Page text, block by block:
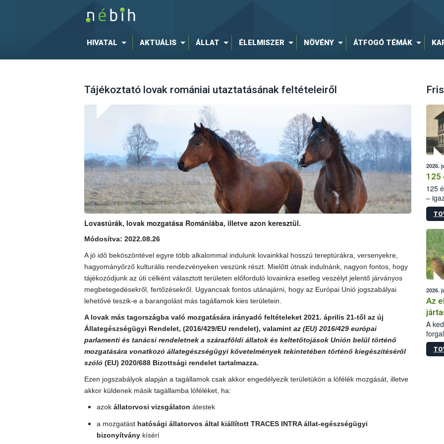
HIVATAL AKTUÁLIS ÁLLAT ÉLELMISZER NÖVÉNY ÁTFOGÓ TÉMÁK
Tájékoztató lovak romániai utaztatásának feltételeiről
Lovastúrák, lovak mozgatása Romániába, illetve azon keresztül.
Módosítva: 2022.08.26
A jó idő beköszöntével egyre több alkalommal indulunk lovainkkal hosszú tereptúrákra, versenyekre,
hagyományőrző kulturális rendezvényeken veszünk részt. Mielőtt útnak indulnánk, nagyon fontos, hogy
tájékozódjunk az úti célként választott területen előforduló lovainkra esetleg veszélyt jelentő járványos
megbetegedésekről, fertőzésekről. Ugyancsak fontos utánajárni, hogy az Európai Unió jogszabályai
lehetővé teszik-e a barangolást más tagállamok kies területein.
A lovak más tagországba való mozgatására irányadó feltételeket 2021. április 21-től az új
Állategészségügyi Rendelet, (2016/429/EU rendelet), valamint az (EU) 2016/429 európai
parlamenti és tanácsi rendeletnek a szárazföldi állatok és keltetőtojások Unión belül történő
mozgatására vonatkozó állategészségügyi követelmények tekintetében történő kiegészítéséről
szóló (EU) 2020/688Bizottsági rendelet tartalmazza.
Ezen jogszabályok alapján a tagállamok csak akkor engedélyezik területükön a lófélék mozgását, illetve
akkor küldenek másik tagállamba lóféléket, ha:
azok állatorvosi vizsgálaton átestek
a mozgatást hatósági állatorvos által kiállított TRACES INTRA állat-egészségügyi
bizonyítványkíséri
2026.
125
125
–
15.
2026.
Az
A